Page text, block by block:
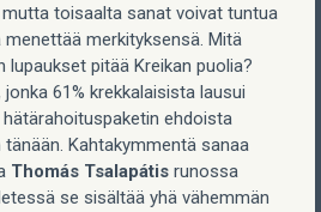
mutta toisaalta sanat voivat tuntua
merkityksensä. Mitä
lupaukset pitää Kreikan puolia?
jonka 61% krekkalaisista lausui
ehdoista
tänään. Kahtakymmentä sanaa
Thomás Tsalapátis runossa
se sisältää yhä vähemmän